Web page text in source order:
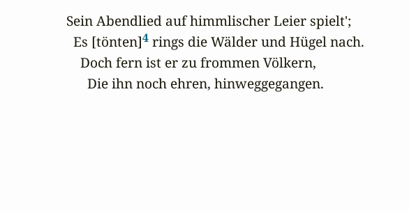
Sein Abendlied auf himmlischer Leier spielt';
  Es [tönten]
4 rings die Wälder und Hügel nach.
    Doch fern ist er zu frommen Völkern,
      Die ihn noch ehren, hinweggegangen.